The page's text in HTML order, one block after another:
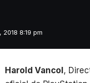
8:19 pm
Harold Vancol ,